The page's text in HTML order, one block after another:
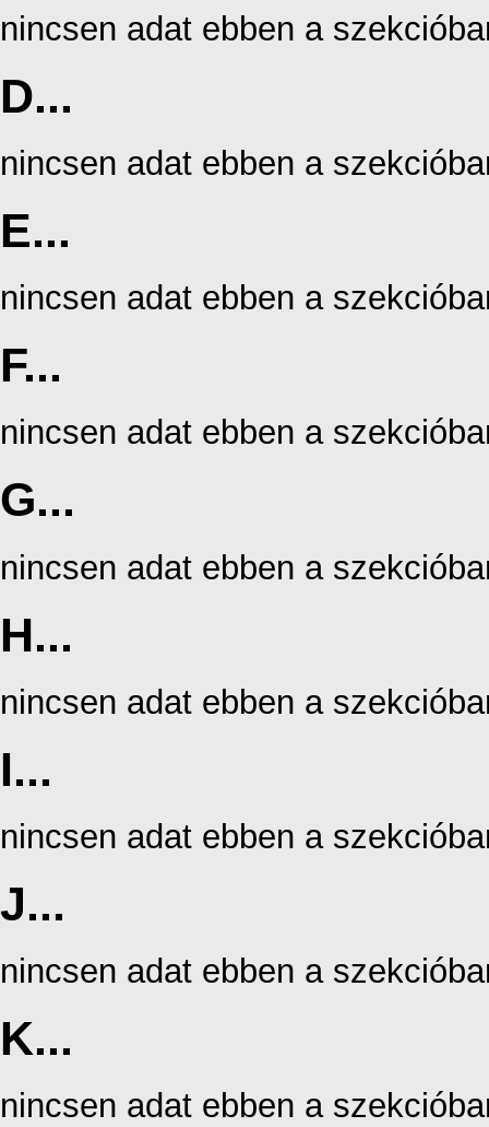
nincsen adat ebben a
D...
nincsen adat ebben a
E...
nincsen adat ebben a
F...
nincsen adat ebben a
G...
nincsen adat ebben a
H...
nincsen adat ebben a
I...
nincsen adat ebben a
J...
nincsen adat ebben a
K...
nincsen adat ebben a